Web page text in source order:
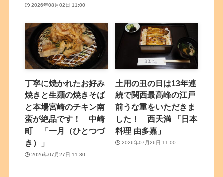
2026年08月02日 11:00
丁寧に焼かれたお好み
焼きと生麺の焼きそば
と本場宮崎のチキン南
蛮が絶品です！ 中崎
町 「一月（ひとつづ
き）」
2026年07月27日 11:30
土用の丑の日は13年連
続で関西最高峰の江戸
前うな重をいただきま
した！ 西天満 「日本
料理 由多嘉」
2026年07月26日 11:00